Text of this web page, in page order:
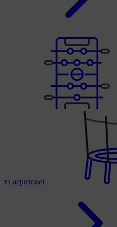
та аерохокеї